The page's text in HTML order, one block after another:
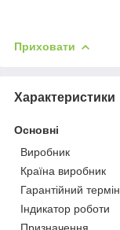
Приховати
Характеристики
Основні
Виробник
Країна виробник
Гарантійний термін
Індикатор роботи